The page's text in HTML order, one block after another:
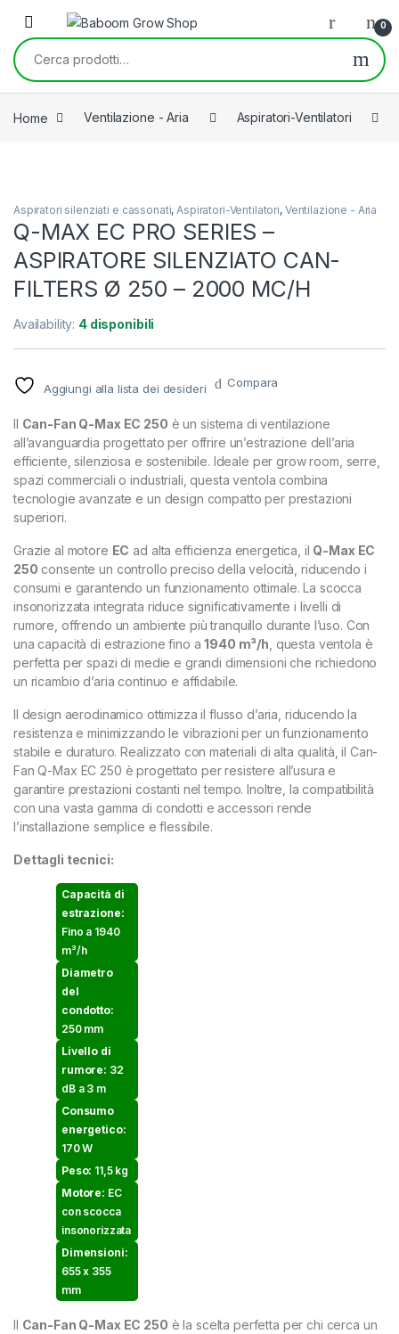
Skip to navigation
Skip to content
0
Cerca:
Home Ventilazione - Aria Aspiratori-Ventilatori
Aspiratori silenziati e cassonati,Aspiratori-Ventilatori, Ventilazione - Aria
Q-MAX EC PRO SERIES –
ASPIRATORE SILENZIATO CAN-
FILTERS Ø 250 – 2000 MC/H
Availability: 4 disponibili
Aggiungi alla lista dei desideri Compara
Il Can-Fan Q-Max EC 250 è un sistema di ventilazione
all’avanguardia progettato per offrire un’estrazione dell’aria
efficiente, silenziosa e sostenibile. Ideale per grow room, serre,
spazi commerciali o industriali, questa ventola combina
tecnologie avanzate e un design compatto per prestazioni
superiori.
Grazie al motore EC ad alta efficienza energetica, il Q-Max EC
250 consente un controllo preciso della velocità, riducendo i
consumi e garantendo un funzionamento ottimale. La scocca
insonorizzata integrata riduce significativamente i livelli di
rumore, offrendo un ambiente più tranquillo durante l’uso. Con
una capacità di estrazione fino a1940 m³/h , questa ventola è
perfetta per spazi di medie e grandi dimensioni che richiedono
un ricambio d’aria continuo e affidabile.
Il design aerodinamico ottimizza il flusso d’aria, riducendo la
resistenza e minimizzando le vibrazioni per un funzionamento
stabile e duraturo. Realizzato con materiali di alta qualità, il Can-
Fan Q-Max EC 250 è progettato per resistere all’usura e
garantire prestazioni costanti nel tempo. Inoltre, la compatibilità
con una vasta gamma di condotti e accessori rende
l’installazione semplice e flessibile.
Dettagli tecnici:
Capacità di
estrazione:
Fino a 1940
m³/h
Diametro
del
condotto:
250 mm
Livello di
rumore: 32
dB a 3 m
Consumo
energetico:
170 W
Peso: 11,5 kg
Motore: EC
con scocca
insonorizzata
Dimensioni:
655 x 355
mm
Il Can-Fan Q-Max EC 250 è la scelta perfetta per chi cerca un